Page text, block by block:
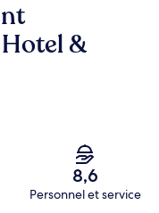
&
8,6
Personnel et service